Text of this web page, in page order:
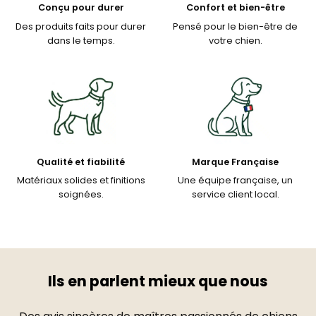
Conçu pour durer
Des produits faits pour durer
dans le temps.
Confort et bien-être
Pensé pour le bien-être de
votre chien.
Qualité et fiabilité
Matériaux solides et finitions
soignées.
Marque Française
Une équipe française, un
service client local.
Ils en parlent mieux que nous